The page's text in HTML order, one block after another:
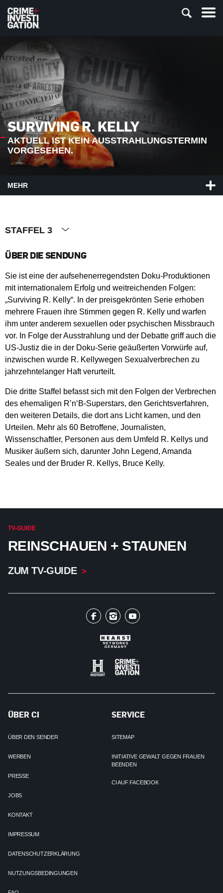
SURVIVING R. KELLY
AKTUELL IST KEIN AUSSTRAHLUNGSTERMIN
VORGESEHEN.
MEHR
STAFFEL 3
ÜBER DIE SENDUNG
Sie ist eine der aufsehenerregendsten Doku-Produktionen
mit internationalem Erfolg und weitreichenden Folgen:
„Surviving R. Kelly“. In der preisgekrönten Serie erhoben
mehrere Frauen ihre Stimmen gegen R. Kelly und warfen
ihm unter anderem sexuellen oder psychischen Missbrauch
vor. In Folge der Ausstrahlung und der Debatte griff auch die
US-Justiz die in der Doku-Serie geäußerten Vorwürfe auf,
inzwischen wurde R. Kellywegen Sexualverbrechen zu
jahrzehntelanger Haft verurteilt.
Die dritte Staffel befasst sich mit den Folgen der Verbrechen
des ehemaligen R’n‘B-Superstars, den Gerichtsverfahren,
den weiteren Details, die dort ans Licht kamen, und den
Urteilen. Mehr als 60 Betroffene, Journalisten,
Wissenschaftler, Personen aus dem Umfeld R. Kellys und
Musiker äußern sich, darunter John Legend, Amanda
Seales und der Bruder R. Kellys, Bruce Kelly.
TV-GUIDE
REINSCHAUEN + STAUNEN
ZUM TV-GUIDE
ÜBER CI
ÜBER DEN SENDER
WERBEN
PRESSE
JOBS
KONTAKT
IMPRESSUM
DATENSCHUTZERKLÄRUNG
NUTZUNGSBEDINGUNGEN
SERVICE
SITEMAP
INITIATIVE GEWALT GEGEN FRAUEN
BEENDEN
CI AUF FACEBOOK